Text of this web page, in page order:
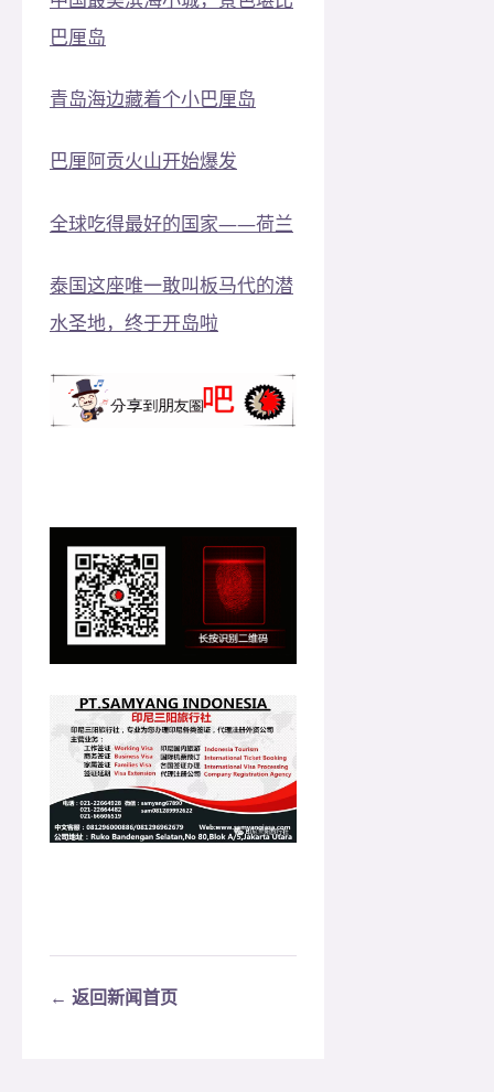
巴厘岛
青岛海边藏着个小巴厘岛
巴厘阿贡火山开始爆发
全球吃得最好的国家——荷兰
泰国这座唯一敢叫板马代的潜
水圣地，终于开岛啦
← 返回新闻首页